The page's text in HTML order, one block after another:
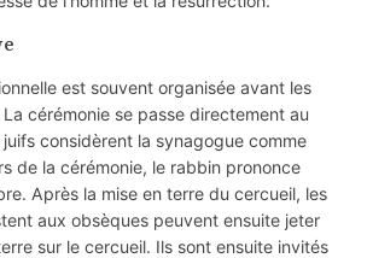
est souvent organisée avant les
cérémonie se passe directement au
considèrent la synagogue comme
de la cérémonie, le rabbin prononce
Après la mise en terre du cercueil, les
aux obsèques peuvent ensuite jeter
sur le cercueil. Ils sont ensuite invités